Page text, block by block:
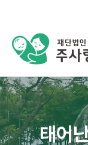
태어